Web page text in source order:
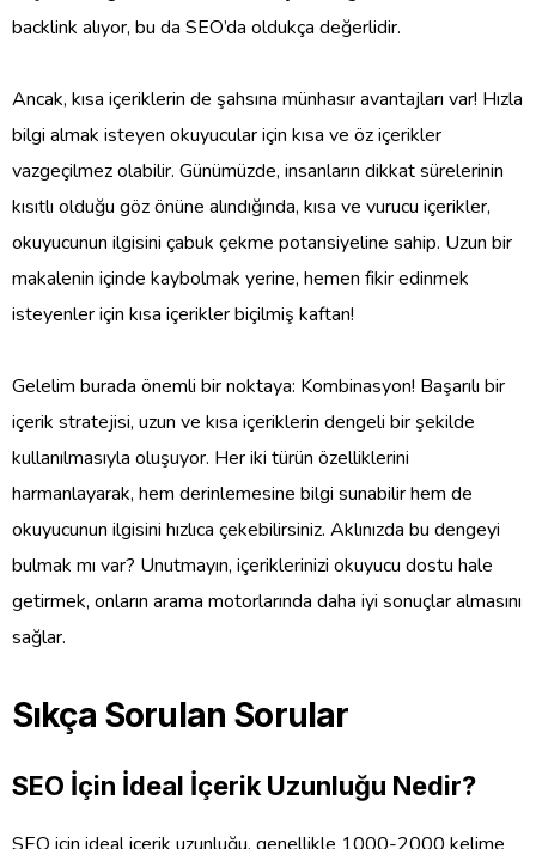
backlink alıyor, bu da SEO’da oldukça değerlidir.
Ancak, kısa içeriklerin de şahsına münhasır avantajları var! Hızla
bilgi almak isteyen okuyucular için kısa ve öz içerikler
vazgeçilmez olabilir. Günümüzde, insanların dikkat sürelerinin
kısıtlı olduğu göz önüne alındığında, kısa ve vurucu içerikler,
okuyucunun ilgisini çabuk çekme potansiyeline sahip. Uzun bir
makalenin içinde kaybolmak yerine, hemen fikir edinmek
isteyenler için kısa içerikler biçilmiş kaftan!
Gelelim burada önemli bir noktaya: Kombinasyon! Başarılı bir
içerik stratejisi, uzun ve kısa içeriklerin dengeli bir şekilde
kullanılmasıyla oluşuyor. Her iki türün özelliklerini
harmanlayarak, hem derinlemesine bilgi sunabilir hem de
okuyucunun ilgisini hızlıca çekebilirsiniz. Aklınızda bu dengeyi
bulmak mı var? Unutmayın, içeriklerinizi okuyucu dostu hale
getirmek, onların arama motorlarında daha iyi sonuçlar almasını
sağlar.
Sıkça Sorulan Sorular
SEO İçin İdeal İçerik Uzunluğu Nedir?